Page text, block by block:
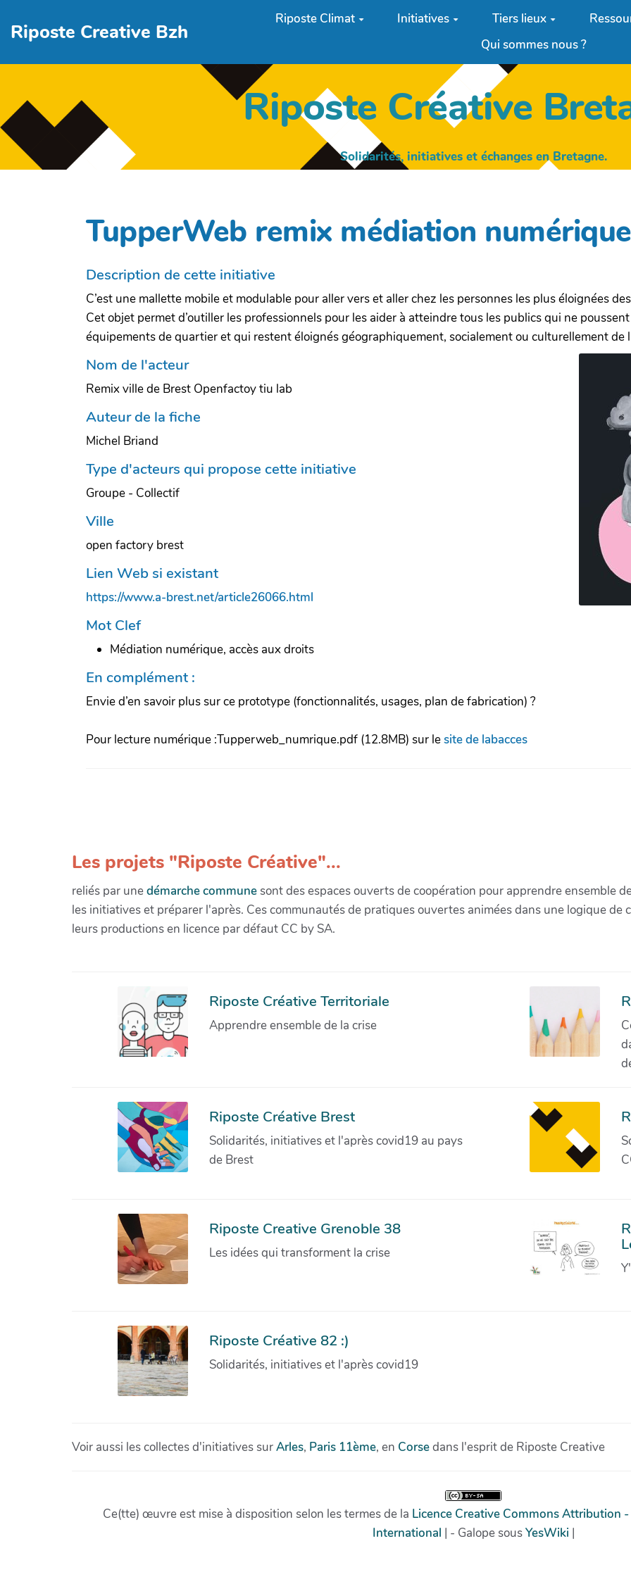
Riposte Creative Bzh
Riposte Climat Initiatives Tiers lieux
Qui sommes nous ?
Riposte Créative
Solidarités, initiatives et échanges en Bretagne.
TupperWeb remix médiation
Description de cette initiative
C’est une mallette mobile et modulable pour aller vers et aller chez les personnes les plus éloignées
Cet objet permet d’outiller les professionnels pour les aider à atteindre tous les publics qui ne
équipements de quartier et qui restent éloignés géographiquement, socialement ou culturellement de
Nom de l'acteur
Remix ville de Brest Openfactoy tiu lab
Auteur de la fiche
Michel Briand
Type d'acteurs qui propose cette initiative
Groupe - Collectif
Ville
open factory brest
Lien Web si existant
https://www.a-brest.net/article26066.html
Mot Clef
Médiation numérique, accès aux droits
En complément :
Envie d’en savoir plus sur ce prototype (fonctionnalités, usages, plan de fabrication) ?
Pour lecture numérique :Tupperweb_numrique.pdf (12.8MB) sur lesite de labacces